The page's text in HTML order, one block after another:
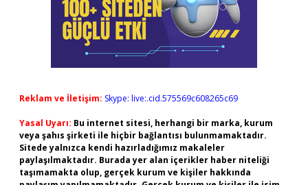
Reklam ve İletişim: Skype: live:.cid.575569c608265c69
Yasal Uyarı: Bu internet sitesi, herhangi bir marka, kurum
veya şahıs şirketi ile hiçbir bağlantısı bulunmamaktadır.
Sitede yalnızca kendi hazırladığımız makaleler
paylaşılmaktadır. Burada yer alan içerikler haber niteliği
taşımamakta olup, gerçek kurum ve kişiler hakkında